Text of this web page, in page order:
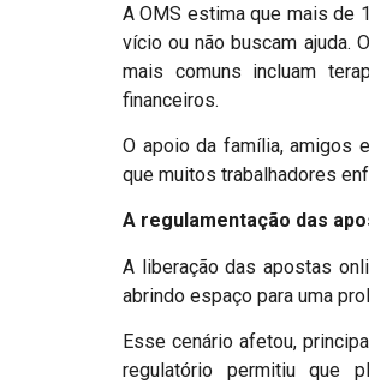
A OMS estima que mais de
vício ou não buscam ajuda.
mais comuns incluam
financeiros.
O apoio da família, amigos
que muitos trabalhadores
A regulamentação das
A liberação das apostas
abrindo espaço para uma
Esse cenário afetou,
regulatório permitiu que